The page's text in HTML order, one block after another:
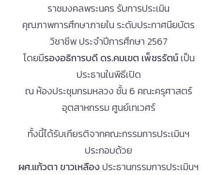
ราชมงคลพระนคร รับการประเมิน
คุณภาพการศึกษาภายใน ระดับประกาศนียบัตร
วิชาชีพ ประจำปีการศึกษา 2567
โดยมีรองอธิการบดี ดร.คมเขต เพ็ชรรัตน์เป็น
ประธานในพิธีเปิด
ณ ห้องประชุมกรมหลวง ชั้น 6 คณะครุศาสตร์
อุตสาหกรรม ศูนย์เทเวศร์
ทั้งนี้ได้รับเกียรติจากคณะกรรมการประเมินฯ
ประกอบด้วย
ผศ.แก้วตา ขาวเหลือง ประธานกรรมการประเมินฯ